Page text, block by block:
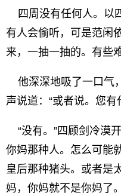
四周没有任何人。以
有人会偷听，可是范闲
来，一抽一抽的。有些
他深深地吸了一口气
声说道：“或者说。您
“没有。”四顾剑冷漠
你妈那种人。怎么可能
皇后那种猪头。或者是
妈，你妈就不是你妈了